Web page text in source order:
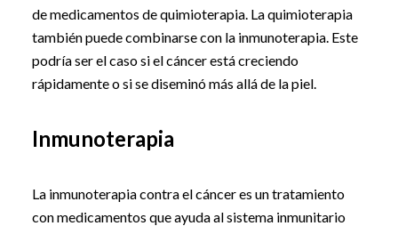
de medicamentos de quimioterapia. La quimioterapia
también puede combinarse con la inmunoterapia. Este
podría ser el caso si el cáncer está creciendo
rápidamente o si se diseminó más allá de la piel.
Inmunoterapia
La inmunoterapia contra el cáncer es un tratamiento
con medicamentos que ayuda al sistema inmunitario